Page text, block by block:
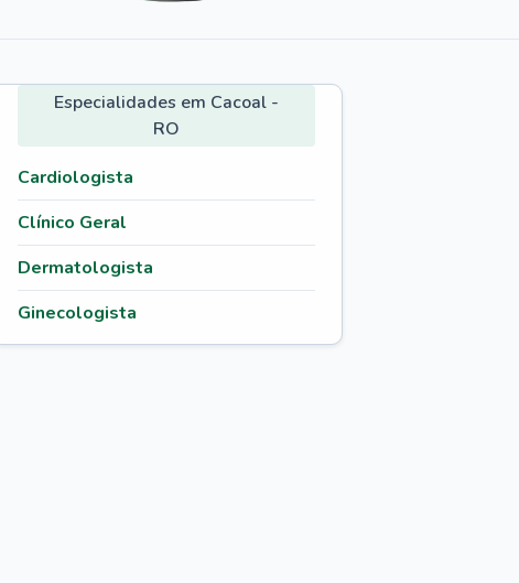
Especialidades em Cacoal -
RO
Cardiologista
Clínico Geral
Dermatologista
Ginecologista